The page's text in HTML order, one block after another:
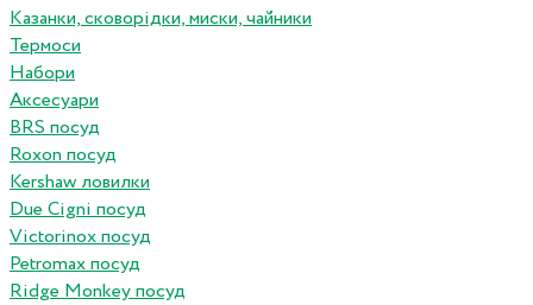
Казанки, сковорідки, миски, чайники
Термоси
Набори
Аксесуари
BRS посуд
Roxon посуд
Kershaw ловилки
Due Cigni посуд
Victorinox посуд
Petromax посуд
Ridge Monkey посуд